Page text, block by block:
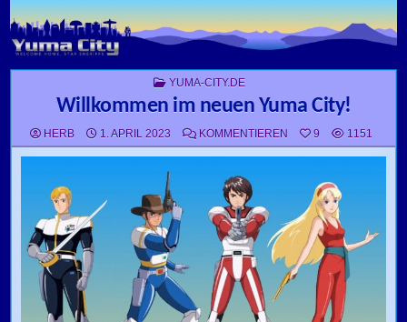
Skip to content
POSTED IN
YUMA-CITY.DE
Willkommen im neuen Yuma City!
HERB 1. APRIL 2023 KOMMENTIERENZU WILLKOMMEN IM
9 1151